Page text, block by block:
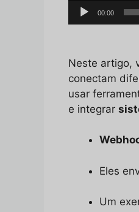
Tocador
de
00:00
Neste artigo,
conectam
usar
e integrar
Eles
Um